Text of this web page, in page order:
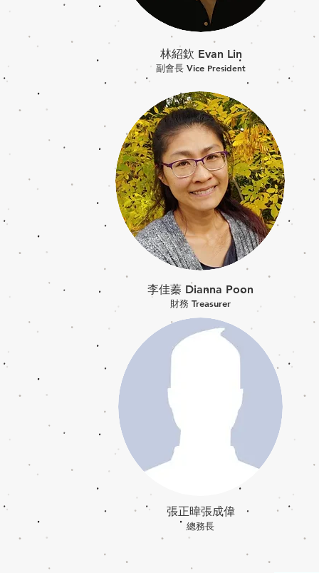
林紹欽 Evan Lin
副會長 Vice President
李佳蓁 Dianna Poon
財務 Treasurer
張正暐張成偉
總務長